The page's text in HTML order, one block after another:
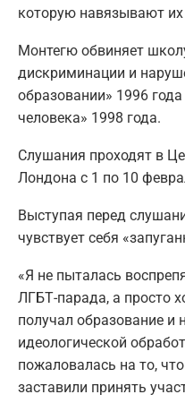
которую навязывают
Монтегю обвиняет
дискриминации и
образовании» 1996
человека» 1998 года.
Слушания проходят в
Лондона с 1 по 10
Выступая перед
чувствует себя
«Я не пыталась
ЛГБТ-парада, а просто
получал образование и
идеологической
пожаловалась на то,
заставили принять